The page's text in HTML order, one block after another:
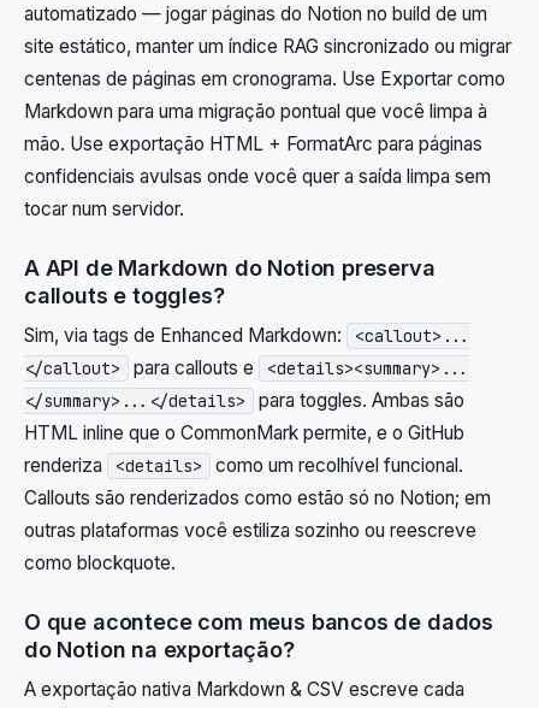
automatizado — jogar páginas do Notion no build de um
site estático, manter um índice RAG sincronizado ou migrar
centenas de páginas em cronograma. Use Exportar como
Markdown para uma migração pontual que você limpa à
mão. Use exportação HTML + FormatArc para páginas
confidenciais avulsas onde você quer a saída limpa sem
tocar num servidor.
A API de Markdown do Notion preserva
callouts e toggles?
Sim, via tags de Enhanced Markdown:
<callout>...
</callout>
para callouts e
<details><summary>...
</summary>...</details>
para toggles. Ambas são
HTML inline que o CommonMark permite, e o GitHub
renderiza
<details>
como um recolhível funcional.
Callouts são renderizados como estão só no Notion; em
outras plataformas você estiliza sozinho ou reescreve
como blockquote.
O que acontece com meus bancos de dados
do Notion na exportação?
A exportação nativa Markdown & CSV escreve cada